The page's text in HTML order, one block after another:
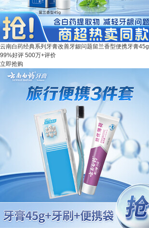
云南白药经典系列牙膏改善牙龈问题留兰香型便携牙膏45g
99%好评 500万+评价
立即抢购